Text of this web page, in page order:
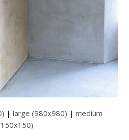
|large (980x980) |medium